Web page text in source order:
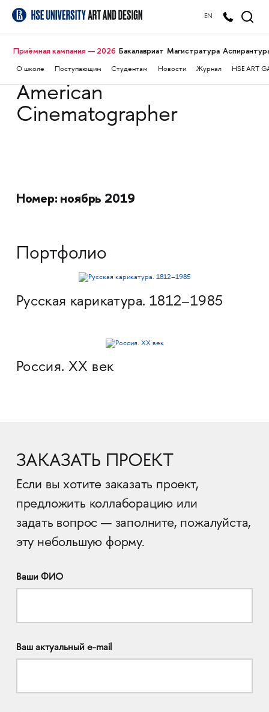
EN
Приёмная кампания — 2026 Бакалавриат Магистратура
О школе Поступающим Студентам Новости Журнал HSE ART
American
Cinematographer
Номер: ноябрь 2019
Портфолио
Русская карикатура. 1812–1985
Россия. XX век
ЗАКАЗАТЬ ПРОЕКТ
Если вы хотите заказать проект,
предложить коллаборацию или
задать вопрос — заполните, пожалуйста,
эту небольшую форму.
Ваши ФИО
Ваш актуальный e-mail